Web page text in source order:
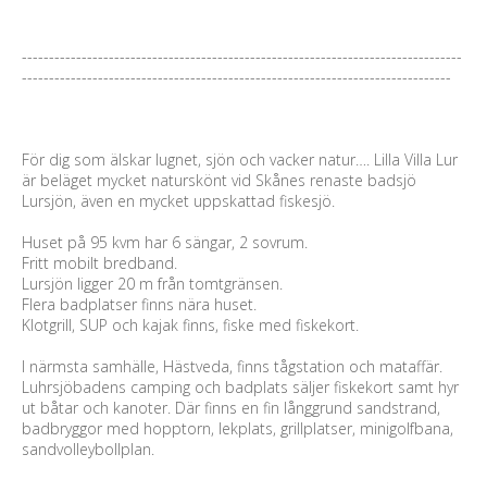
---------------------------------------------------------------------------------
-------------------------------------------------------------------------------
För dig som älskar lugnet, sjön och vacker natur…. Lilla Villa Lur
är beläget mycket naturskönt vid Skånes renaste badsjö
Lursjön, även en mycket uppskattad fiskesjö.
Huset på 95 kvm har 6 sängar, 2 sovrum.
Fritt mobilt bredband.
Lursjön ligger 20 m från tomtgränsen.
Flera badplatser finns nära huset.
Klotgrill, SUP och kajak finns, fiske med fiskekort.
I närmsta samhälle, Hästveda, finns tågstation och mataffär.
Luhrsjöbadens camping och badplats säljer fiskekort samt hyr
ut båtar och kanoter. Där finns en fin långgrund sandstrand,
badbryggor med hopptorn, lekplats, grillplatser, minigolfbana,
sandvolleybollplan.